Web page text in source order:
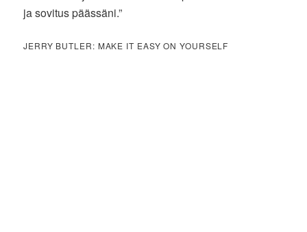
ja sovitus päässäni.”
JERRY BUTLER: MAKE IT EASY ON YOURSELF